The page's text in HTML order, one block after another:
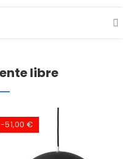
libre
-51,00 €